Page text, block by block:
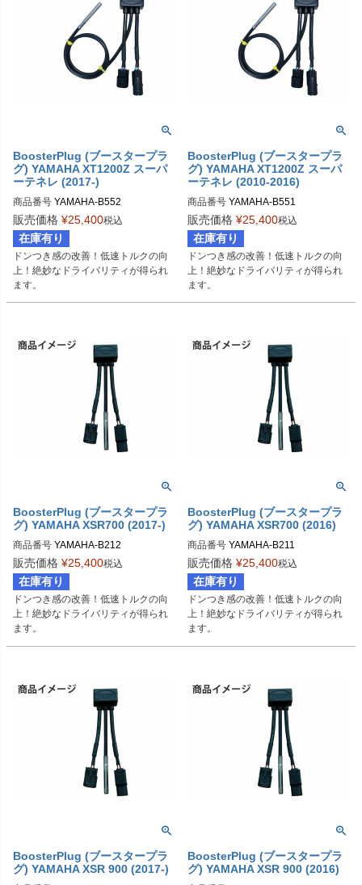
BoosterPlug (ブースタープラ
グ) YAMAHA XT1200Z スーパ
ーテネレ (2017-)
商品番号 YAMAHA-B552
BSP-TYPE-D
販売価格 ¥25,400税込
在庫有り
ドンつき感の改善！低速トルクの向
上！絶妙なドライバリティが得られ
ます。
BoosterPlug (ブースタープラ
グ) YAMAHA XT1200Z スーパ
ーテネレ (2010-2016)
商品番号 YAMAHA-B551
BSP-TYPE-D
販売価格 ¥25,400税込
在庫有り
ドンつき感の改善！低速トルクの向
上！絶妙なドライバリティが得られ
ます。
BoosterPlug (ブースタープラ
グ) YAMAHA XSR700 (2017-)
商品番号 YAMAHA-B212
BSP-TYPE-I
販売価格 ¥25,400税込
在庫有り
ドンつき感の改善！低速トルクの向
上！絶妙なドライバリティが得られ
ます。
BoosterPlug (ブースタープラ
グ) YAMAHA XSR700 (2016)
商品番号 YAMAHA-B211
BSP-TYPE-I
販売価格 ¥25,400税込
在庫有り
ドンつき感の改善！低速トルクの向
上！絶妙なドライバリティが得られ
ます。
BoosterPlug (ブースタープラ
グ) YAMAHA XSR 900 (2017-)
BoosterPlug (ブースタープラ
グ) YAMAHA XSR 900 (2016)